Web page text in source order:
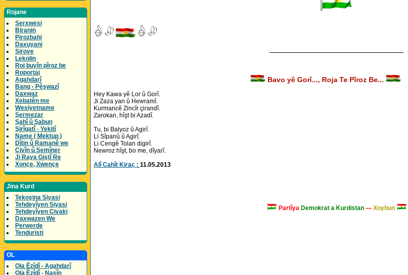
Rojane
Serxwesi
Biranin
Pirozbahi
Daxuyani
Sirove
Lekolin
Roj buyîn pîroz be
Roportaj
Agahdarî
Bang - Pêşwazî
Daxwaz
Xebatên me
Wesiyetname
Şermezar
Şahî û Şabun
Şirîgatî - Yekitî
Name ( Mektup )
Dîtin û Ramanê we
Civîn û Semîner
Ji Raya Giştî Re
Xonçe, Xwençe
Jina Kurd
Tekoşina Siyasi
Tehdeyîyen Siyasi
Tehdeyîyen Civaki
Daxwazen We
Perwerde
Tenduristi
OL
Ola Êzîdî - Agahdarî
Ola Êzîdî - Nasîn
Bavo yê Gorî..., Roja Te Pîroz Be...
Hey Kawa yê Lor û Gorî.
Ji Zaza yan û Hewramî.
Kurmancê Zincîr çirandî.
Zarokan, hîşt bi Azadî.
Tu, bi Balyoz û Agirî.
Li Sîpanû û Agirî.
Li Cengê Tolan digirî.
Newroz hîşt, bo me, dîyarî.
Alî Cahît Kiraç : 11.05.2013
Partîya Demokrat a Kurdistan — Xoybun